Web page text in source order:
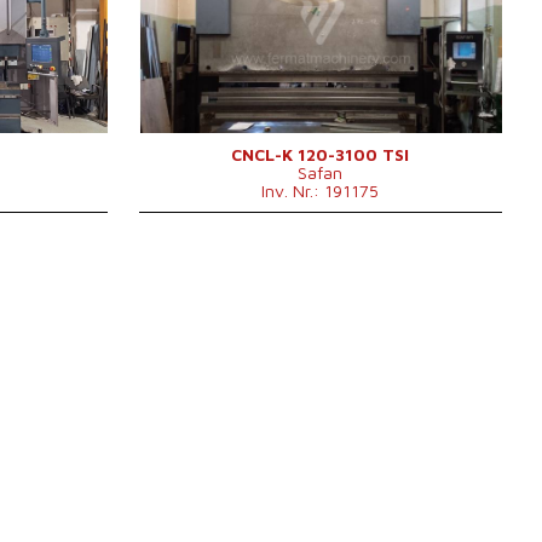
Abkantlänge
3100 mm
Anzahl der Achsen
Lower
Ausgleichsbewegung
ja
Art der Pressenantrieb
Hydraulický
Stößelhub
180 mm
Hauptmotorleistung
7,5 kW
8700 kg
Maschinenabmessungen L
x B x H
4200 x 1650 x 2775
mm mm
CNCL-K 120-3100 TSI
Safan
Inv. Nr.: 191175